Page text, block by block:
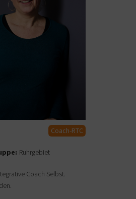
Coach-RTC
Ruhrgebiet
Coach Selbst.